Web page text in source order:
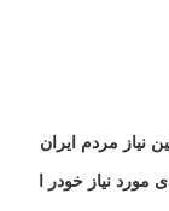
نیاز مردم ایران
نیاز خودر ا